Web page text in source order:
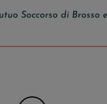
Soccorso di Brosso